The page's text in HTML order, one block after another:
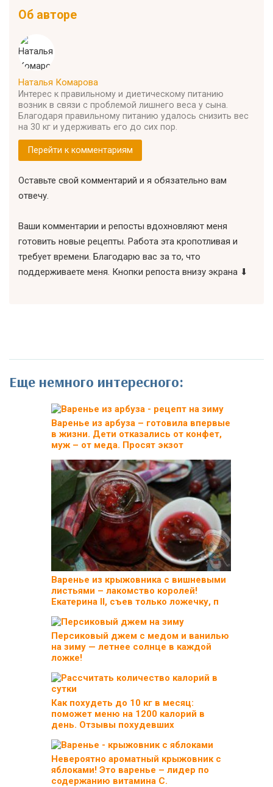
Об авторе
Наталья Комарова
Интерес к правильному и диетическому питанию
возник в связи с проблемой лишнего веса у сына.
Благодаря правильному питанию удалось снизить вес
на 30 кг и удерживать его до сих пор.
Перейти к комментариям
Оставьте свой комментарий и я обязательно вам
отвечу.
Ваши комментарии и репосты вдохновляют меня
готовить новые рецепты. Работа эта кропотливая и
требует времени. Благодарю вас за то, что
поддерживаете меня. Кнопки репоста внизу экрана ⬇
Еще немного интересного:
Варенье из арбуза – готовила впервые
в жизни. Дети отказались от конфет,
муж – от меда. Просят экзот
Варенье из крыжовника с вишневыми
листьями – лакомство королей!
Екатерина II, съев только ложечку, п
Персиковый джем с медом и ванилью
на зиму — летнее солнце в каждой
ложке!
Как похудеть до 10 кг в месяц:
поможет меню на 1200 калорий в
день. Отзывы похудевших
Невероятно ароматный крыжовник с
яблоками! Это варенье – лидер по
содержанию витамина С.